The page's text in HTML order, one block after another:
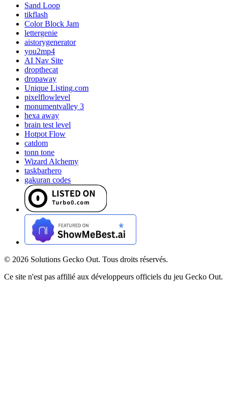
Sand Loop
tikflash
Color Block Jam
lettergenie
aistorygenerator
you2mp4
AI Nav Site
dropthecat
dropaway
Unique Listing.com
pixelflowlevel
monumentvalley 3
hexa away
brain test level
Hotpot Flow
catdom
tonn tone
Wizard Alchemy
taskbarhero
gakuran codes
© 2026 Solutions Gecko Out. Tous droits réservés.
Ce site n'est pas affilié aux développeurs officiels du jeu Gecko Out.